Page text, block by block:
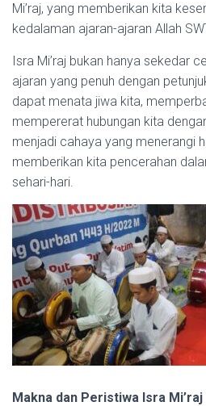
Mi’raj, yang memberikan kita
kedalaman ajaran-ajaran Allah
Isra Mi’raj bukan hanya sekedar
ajaran yang penuh dengan
dapat menata jiwa kita,
mempererat hubungan kita
menjadi cahaya yang menerangi
memberikan kita pencerahan
sehari-hari.
Makna dan Peristiwa Isra Mi’raj